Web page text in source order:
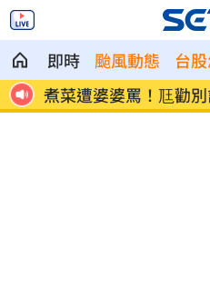
即時 颱風動態 台
台
新／白海豚近北部海
報